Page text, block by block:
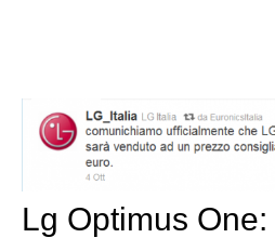
Lg Optimus